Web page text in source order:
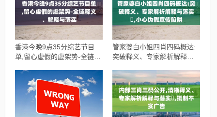
香港今晚9点35分综艺节目
单,留心虚假的虚架势-全链释
管家婆白小姐四肖四码概达:
突破释义、专家解析解释与